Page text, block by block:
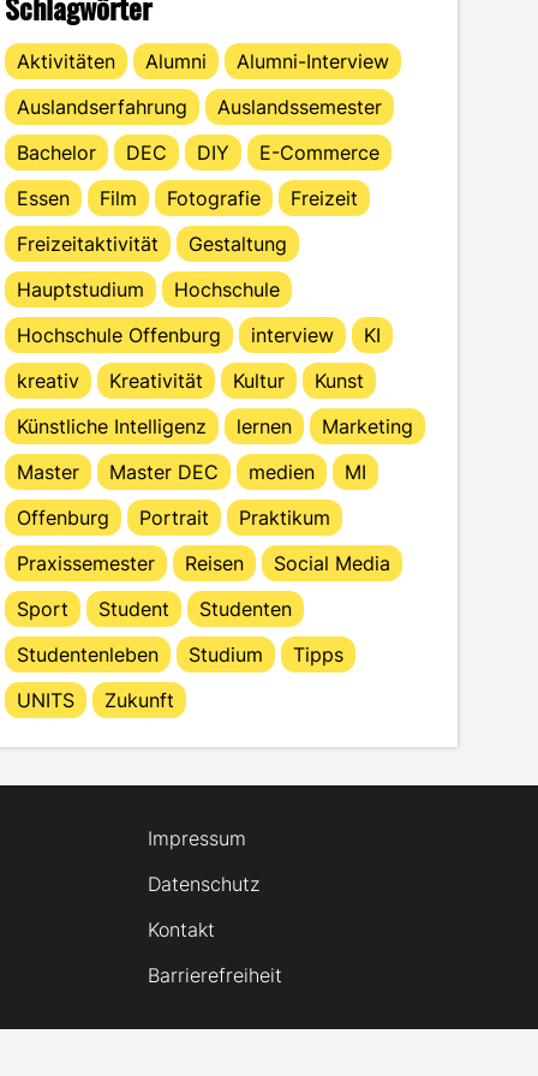
Aktivitäten Alumni
Alumni-Interview
Auslandserfahrung
Auslandssemester
Bachelor
DEC DIY
E-Commerce
Essen
Film Fotografie
Freizeit
Freizeitaktivität
Gestaltung
Hauptstudium
Hochschule
Hochschule Offenburg
interview
KI
kreativ
Kreativität Kultur
Kunst
Künstliche Intelligenz
lernen
Marketing
Master
Master DEC medien
MI
Offenburg
Portrait
Praktikum
Praxissemester
Reisen
Social Media
Sport
Student
Studenten
Studentenleben
Studium
Tipps
UNITS
Zukunft
Impressum
Datenschutz
Kontakt
Barrierefreiheit